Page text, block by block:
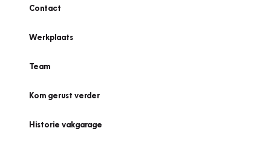
Contact
Werkplaats
Team
Kom gerust verder
Historie vakgarage